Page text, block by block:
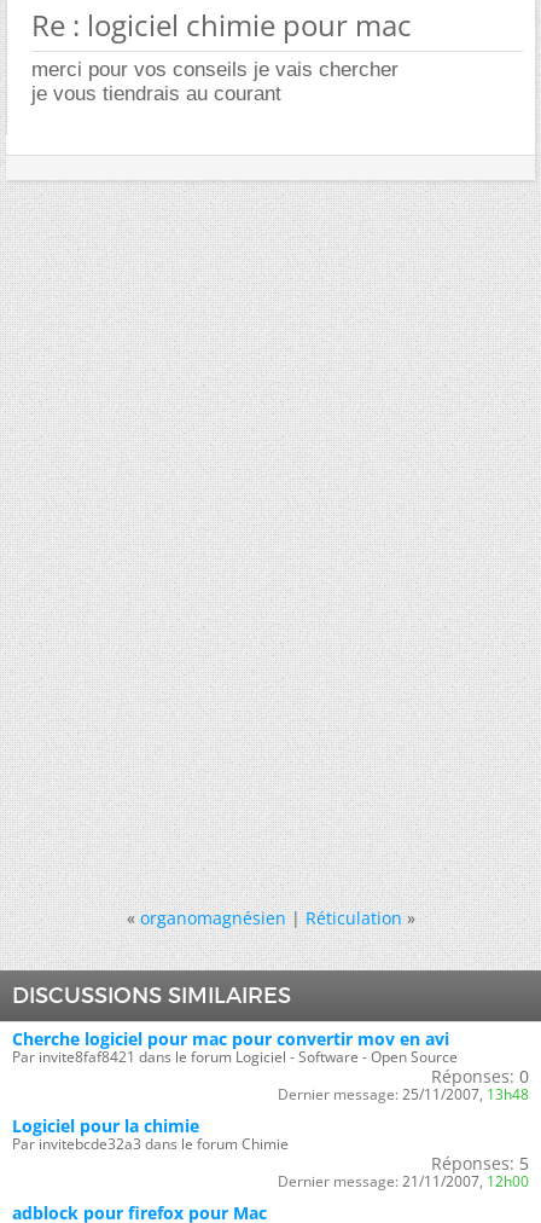
Re : logiciel chimie pour mac
merci pour vos conseils je vais chercher
je vous tiendrais au courant
« organomagnésien|Réticulation »
DISCUSSIONS SIMILAIRES
Cherche logiciel pour mac pour convertir mov en avi
Par invite8faf8421 dans le forum Logiciel - Software - Open Source
Réponses: 0
Dernier message: 25/11/2007, 13h48
Logiciel pour la chimie
Par invitebcde32a3 dans le forum Chimie
Réponses: 5
Dernier message: 21/11/2007, 12h00
adblock pour firefox pour Mac